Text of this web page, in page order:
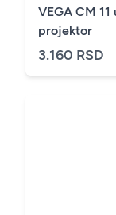
VEGA CM
projektor
3.160 RSD